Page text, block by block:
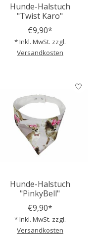
Hunde-Halstuch
"Twist Karo"
€9,90*
* Inkl. MwSt. zzgl.
Versandkosten
Hunde-Halstuch
"PinkyBell"
€9,90*
* Inkl. MwSt. zzgl.
Versandkosten